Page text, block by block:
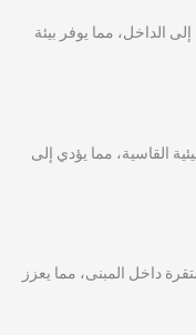
الداخل، مما يوفر بيئة
القاسية، مما يؤدي إلى
داخل المبنى، مما يعزز